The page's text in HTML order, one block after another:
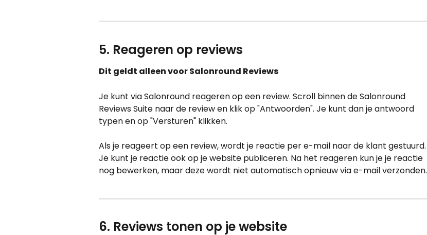
5. Reageren op reviews
Dit geldt alleen voor Salonround Reviews
Je kunt via Salonround reageren op een review. Scroll binnen de Salonround
Reviews Suite naar de review en klik op "Antwoorden". Je kunt dan je antwoord
typen en op "Versturen" klikken.
Als je reageert op een review, wordt je reactie per e-mail naar de klant gestuurd.
Je kunt je reactie ook op je website publiceren. Na het reageren kun je je reactie
nog bewerken, maar deze wordt niet automatisch opnieuw via e-mail verzonden.
6. Reviews tonen op je website